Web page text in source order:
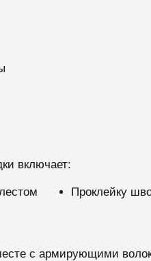
включает:
Проклейку
с армирующими